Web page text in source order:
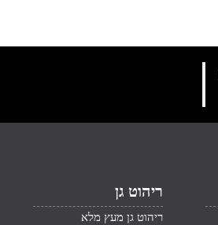
ריהוט גן
ריהוט גן מעץ מלא